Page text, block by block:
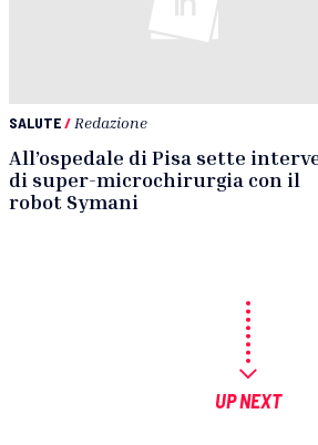
SALUTE/ Redazione
All’ospedale di Pisa sette
di super-microchirurgia con il
robot Symani
UP NEXT